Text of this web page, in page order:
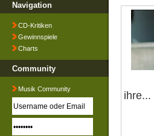
Navigation
CD-Kritiken
Gewinnspiele
Charts
Community
Musik Community
ihre...